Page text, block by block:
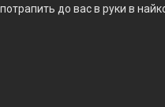
до вас в руки в